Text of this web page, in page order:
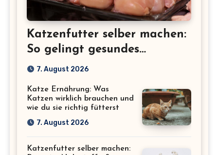
Katzenfutter selber machen:
So gelingt gesundes
Selbstgekochtes für deine
7. August 2026
Katze Ernährung: Was
Katzen wirklich brauchen und
wie du sie richtig fütterst
7. August 2026
Katzenfutter selber machen: